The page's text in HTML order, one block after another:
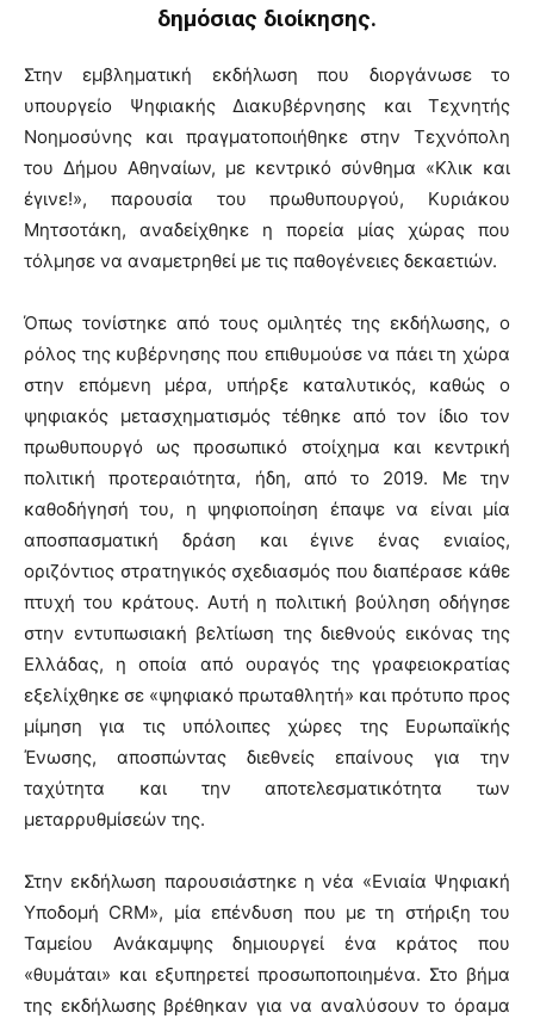
δημόσιας διοίκησης.
Στην εμβληματική εκδήλωση που διοργάνωσε το
υπουργείο Ψηφιακής Διακυβέρνησης και Τεχνητής
Νοημοσύνης και πραγματοποιήθηκε στην Τεχνόπολη
του Δήμου Αθηναίων, με κεντρικό σύνθημα «Κλικ και
έγινε!», παρουσία του πρωθυπουργού, Κυριάκου
Μητσοτάκη, αναδείχθηκε η πορεία μίας χώρας που
τόλμησε να αναμετρηθεί με τις παθογένειες δεκαετιών.
Όπως τονίστηκε από τους ομιλητές της εκδήλωσης, ο
ρόλος της κυβέρνησης που επιθυμούσε να πάει τη χώρα
στην επόμενη μέρα, υπήρξε καταλυτικός, καθώς ο
ψηφιακός μετασχηματισμός τέθηκε από τον ίδιο τον
πρωθυπουργό ως προσωπικό στοίχημα και κεντρική
πολιτική προτεραιότητα, ήδη, από το 2019. Με την
καθοδήγησή του, η ψηφιοποίηση έπαψε να είναι μία
αποσπασματική δράση και έγινε ένας ενιαίος,
οριζόντιος στρατηγικός σχεδιασμός που διαπέρασε κάθε
πτυχή του κράτους. Αυτή η πολιτική βούληση οδήγησε
στην εντυπωσιακή βελτίωση της διεθνούς εικόνας της
Ελλάδας, η οποία από ουραγός της γραφειοκρατίας
εξελίχθηκε σε «ψηφιακό πρωταθλητή» και πρότυπο προς
μίμηση για τις υπόλοιπες χώρες της Ευρωπαϊκής
Ένωσης, αποσπώντας διεθνείς επαίνους για την
ταχύτητα και την αποτελεσματικότητα των
μεταρρυθμίσεών της.
Στην εκδήλωση παρουσιάστηκε η νέα «Ενιαία Ψηφιακή
Υποδομή CRM», μία επένδυση που με τη στήριξη του
Ταμείου Ανάκαμψης δημιουργεί ένα κράτος που
«θυμάται» και εξυπηρετεί προσωποποιημένα. Στο βήμα
της εκδήλωσης βρέθηκαν για να αναλύσουν το όραμα